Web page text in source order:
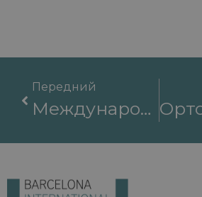
Передний
Международные Отделения Для Иностранных Пациентов В Международных Больницах Барселоны